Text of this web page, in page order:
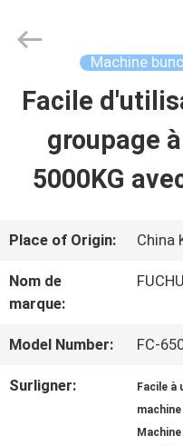
ACCUEIL
PRODUITS
VIDÉOS
LE
SPECTACLE
VR
Fuchuan
Co.,ltd.
Machine
Facile
groupage
5000KG
Place of Origin: China
Nom de
marque:
Model Number: FC-
Surligner: Facile à